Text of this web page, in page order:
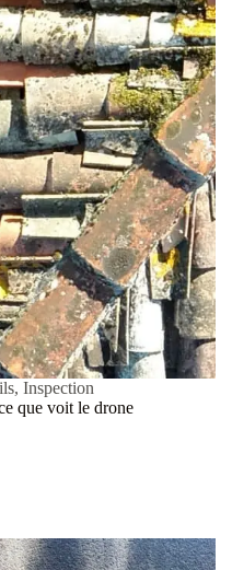
, Inspection
que voit le drone